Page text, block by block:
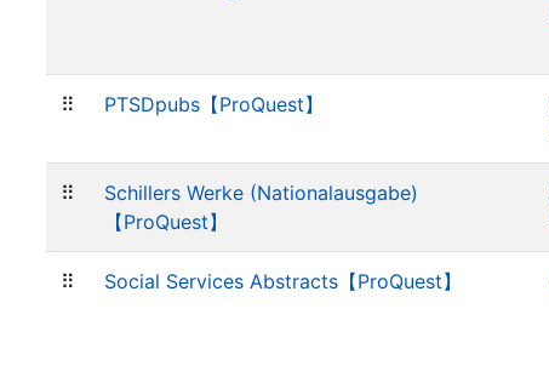
⠿ PTSDpubs【ProQuest】
⠿
Schillers Werke (Nationalausgabe)
【ProQuest】
⠿ Social Services Abstracts【ProQuest】